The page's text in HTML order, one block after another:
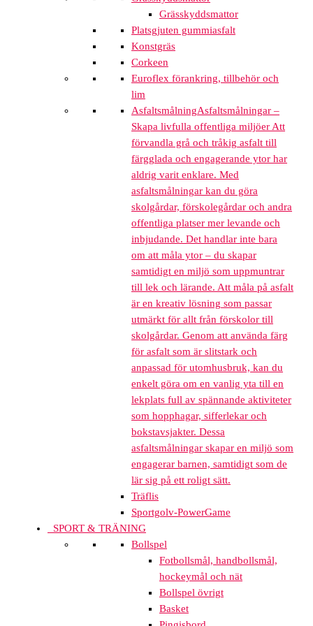
Grässkyddsmattor
Platsgjuten gummiasfalt
Konstgräs
Corkeen
Euroflex förankring, tillbehör och
lim
AsfaltsmålningAsfaltsmålningar –
Skapa livfulla offentliga miljöer Att
förvandla grå och tråkig asfalt till
färgglada och engagerande ytor har
aldrig varit enklare. Med
asfaltsmålningar kan du göra
skolgårdar, förskolegårdar och andra
offentliga platser mer levande och
inbjudande. Det handlar inte bara
om att måla ytor – du skapar
samtidigt en miljö som uppmuntrar
till lek och lärande. Att måla på asfalt
är en kreativ lösning som passar
utmärkt för allt från förskolor till
skolgårdar. Genom att använda färg
för asfalt som är slitstark och
anpassad för utomhusbruk, kan du
enkelt göra om en vanlig yta till en
lekplats full av spännande aktiviteter
som hopphagar, sifferlekar och
bokstavsjakter. Dessa
asfaltsmålningar skapar en miljö som
engagerar barnen, samtidigt som de
lär sig på ett roligt sätt.
Träflis
Sportgolv-PowerGame
SPORT & TRÄNING
Bollspel
Fotbollsmål, handbollsmål,
hockeymål och nät
Bollspel övrigt
Basket